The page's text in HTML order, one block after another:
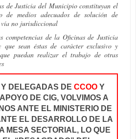
de Justicia del Municipio constituyan el
de medios adecuados de solución de
vía no jurisdiccional
competencias de la Oficinas de Justicia
sean éstas de carácter exclusivo y
puedan realizar el trabajo de otras
DELEGADAS DE CCOOY
DE CIG, VOLVIMOS A
ANTE EL MINISTERIO DE
EL DESARROLLO DE LA
MESA SECTORIAL, LO QUE